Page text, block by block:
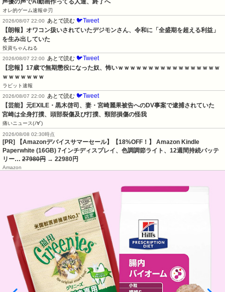
オレ的ゲーム速報＠刃
2026/08/07 22:00
あとで読む 🐦Tweet
【朗報】オワコン扱いされていたデジモンさん、令和に「全盛期を超える利益」
を生み出していた
投資ちゃんねる
2026/08/07 22:00
あとで読む 🐦Tweet
【悲報】17歳で無期懲役になった奴、怖いｗｗｗｗｗｗｗｗｗｗｗｗｗｗｗｗｗ
ｗｗｗｗｗｗｗ
ラビット速報
2026/08/07 22:00
あとで読む 🐦Tweet
【芸能】元EXILE・黒木啓司、妻・宮崎麗果被告へのDV事案で逮捕されていた
宮崎は全身打撲、頭部裂傷及び打撲、頸部損傷の怪我
痛いニュース(ﾉ∀`)
2026/08/08 02:30時点
[PR] 【Amazonデバイスサマーセール】【18%OFF！】 Amazon Kindle
Paperwhite (16GB) 7インチディスプレイ、色調調節ライト、12週間持続バッテ
リー… 27980円 → 22980円
Amazon